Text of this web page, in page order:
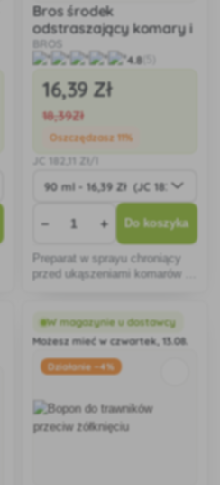
Bros środek
odstraszający komary i
kleszcze zielona moc
BROS
4.8
16,39 Zł
18,39Zł
Oszczędzasz 11%
182 ,11 Zł/l
− + Do koszyka
Preparat w sprayu chroniący
przed ukąszeniami komarów i
chemicznych.
W magazynie u dostawcy
Możesz mieć w czwartek, 13.08.
Działanie −4%